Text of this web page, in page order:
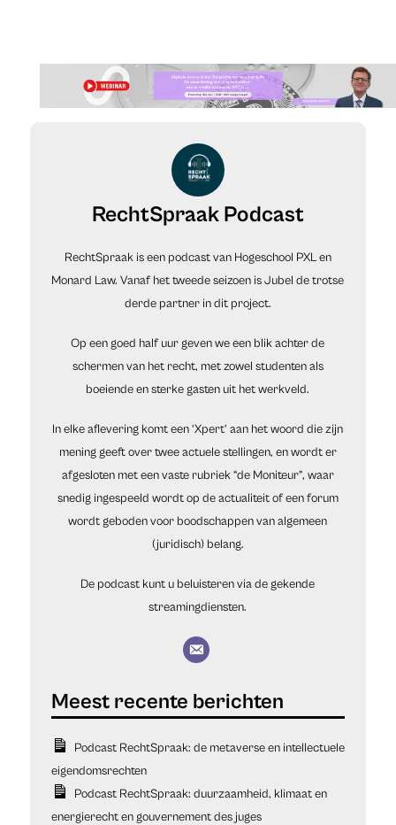
RechtSpraak Podcast
RechtSpraak is een podcast van Hogeschool PXL en
Monard Law. Vanaf het tweede seizoen is Jubel de trotse
derde partner in dit project.
Op een goed half uur geven we een blik achter de
schermen van het recht, met zowel studenten als
boeiende en sterke gasten uit het werkveld.
In elke aflevering komt een ‘Xpert’ aan het woord die zijn
mening geeft over twee actuele stellingen, en wordt er
afgesloten met een vaste rubriek “de Moniteur”, waar
snedig ingespeeld wordt op de actualiteit of een forum
wordt geboden voor boodschappen van algemeen
(juridisch) belang.
De podcast kunt u beluisteren via de gekende
streamingdiensten.
Podcast RechtSpraak: de metaverse en intellectuele
eigendomsrechten
Podcast RechtSpraak: duurzaamheid, klimaat en
energierecht en gouvernement des juges